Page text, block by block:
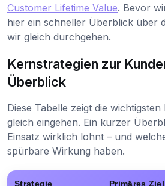
Customer Lifetime Value. Bevor
hier ein schneller Überblick über
wir gleich durchgehen.
Kernstrategien zur
Überblick
Diese Tabelle zeigt die
gleich eingehen. Ein kurzer
Einsatz wirklich lohnt – und
spürbare Wirkung haben.
Strategie Primäres Ziel